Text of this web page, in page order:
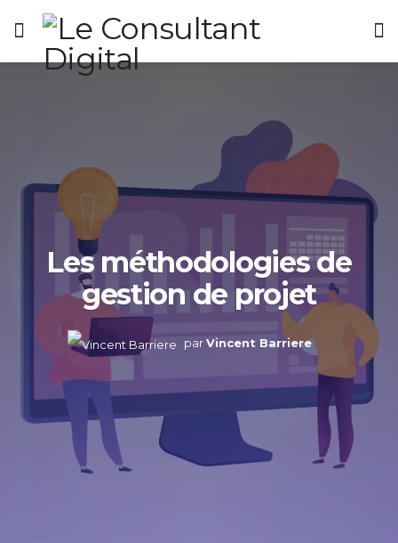
Les méthodologies de
gestion de projet
par Vincent Barriere